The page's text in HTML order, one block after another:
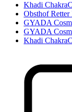
Khadi
Obsthof
GYADA
GYADA
Khadi